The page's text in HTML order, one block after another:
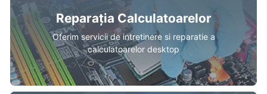
Reparația Calculatoarelor
Oferim servicii de intretinere si reparatie a
calculatoarelor desktop